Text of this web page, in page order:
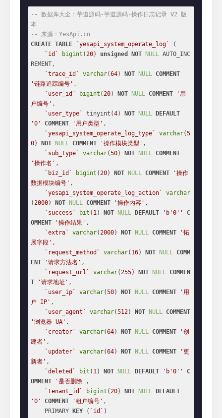
-- 数据库大全：芋道源码-芋道源码-操作日志记录 V2 版
本
-- 来源：YesApi.cn
CREATE TABLE `yesapi_system_operate_log`
(
`id`
bigint (20) unsigned NOT NULL AUTO_INC
REMENT,
`trace_id`
varchar(64) NOT NULL COMMENT
'链路追踪编号' ,
`user_id`
bigint (20) NOT NULL COMMENT
'用
户编号' ,
`user_type`
tinyint(4) NOT NULL
DEFAULT
'0'
COMMENT '用户类型' ,
`yesapi_system_operate_log_type`
varchar(5
0) NOT NULL COMMENT '操作模块类型' ,
`sub_type`
varchar(50) NOT NULL COMMENT
'操作名' ,
`biz_id`
bigint (20) NOT NULL COMMENT
'操作
数据模块编号' ,
`yesapi_system_operate_log_action`
varchar
(2000) NOT NULL COMMENT '操作内容' ,
`success`
bit ( 1) NOT NULL DEFAULT 'b'0 ''
C
OMMENT
'操作结果' ,
`extra`
varchar(2000) NOT NULL COMMENT
'拓
展字段' ,
`request_method`
varchar( 16) NOT NULL COMM
ENT
'请求方法名' ,
`request_url`
varchar(255) NOT NULL COMMEN
T
'请求地址' ,
`user_ip`
varchar(50) NOT NULL COMMENT
'用
户 IP' ,
`user_agent`
varchar(512) NOT NULL COMMENT
'浏览器 UA' ,
`creator`
varchar(64) NOT NULL COMMENT
'创
建者' ,
`updater`
varchar(64) NOT NULL COMMENT
'更
新者' ,
`deleted`
bit ( 1) NOT NULL DEFAULT 'b'0 ''
C
OMMENT
'是否删除' ,
`tenant_id`
bigint (20) NOT NULL
DEFAULT
'0'
COMMENT '租户编号' ,
    PRIMARY
KEY ( `id` )